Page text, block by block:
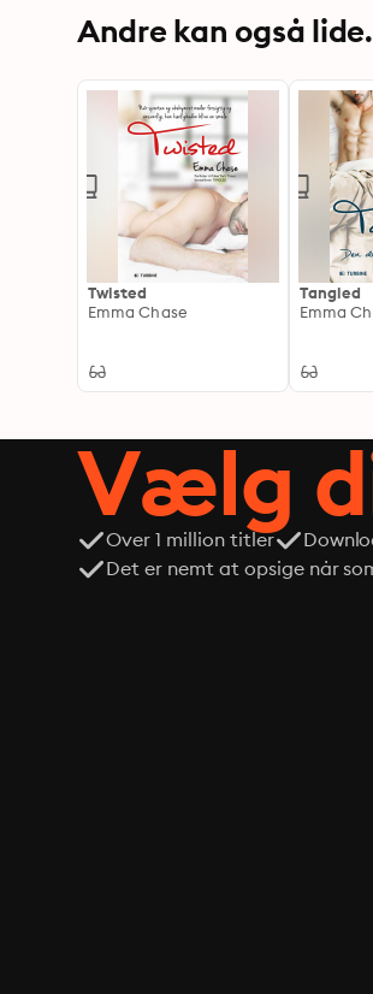
Andre kan også
Twisted
Emma Chase
Tangled
Emma
Vælg
Over 1 million titler
Det er nemt at opsige når